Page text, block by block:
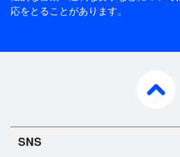
応をとることがあります。
SNS